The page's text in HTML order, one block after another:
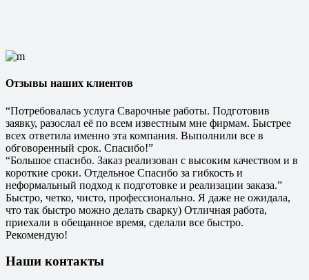
Отзывы наших клиентов
“Потребовалась услуга Сварочные работы. Подготовив
заявку, разослал её по всем известным мне фирмам. Быстрее
всех ответила именно эта компания. Выполнили все в
обговоренный срок. Спасибо!”
“Большое спасибо. Заказ реализован с высоким качеством и в
короткие сроки. Отдельное Спасибо за гибкость и
неформальный подход к подготовке и реализации заказа.”
Быстро, четко, чисто, профессионально. Я даже не ожидала,
что так быстро можно делать сварку) Отличная работа,
приехали в обещанное время, сделали все быстро.
Рекомендую!
Наши контакты